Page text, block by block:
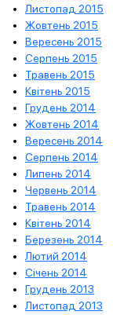
Листопад 2015
Жовтень 2015
Вересень 2015
Серпень 2015
Травень 2015
Квітень 2015
Грудень 2014
Жовтень 2014
Вересень 2014
Серпень 2014
Липень 2014
Червень 2014
Травень 2014
Квітень 2014
Березень 2014
Лютий 2014
Січень 2014
Грудень 2013
Листопад 2013